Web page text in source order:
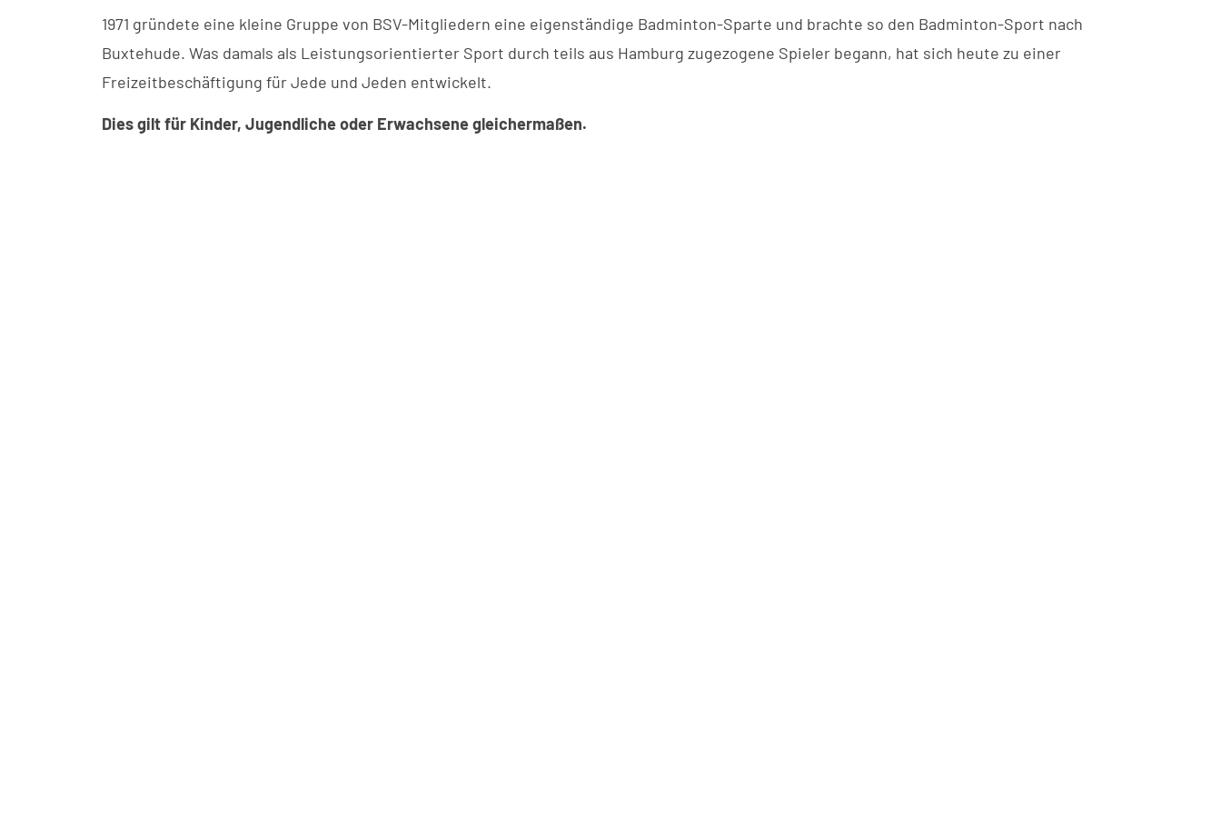
1971 gründete eine kleine Gruppe von BSV-Mitgliedern eine eigenständige Badminton-Sparte und brachte so den Badminton-Sport nach
Buxtehude. Was damals als Leistungsorientierter Sport durch teils aus Hamburg zugezogene Spieler begann, hat sich heute zu einer
Freizeitbeschäftigung für Jede und Jeden entwickelt.
Dies gilt für Kinder, Jugendliche oder Erwachsene gleichermaßen.